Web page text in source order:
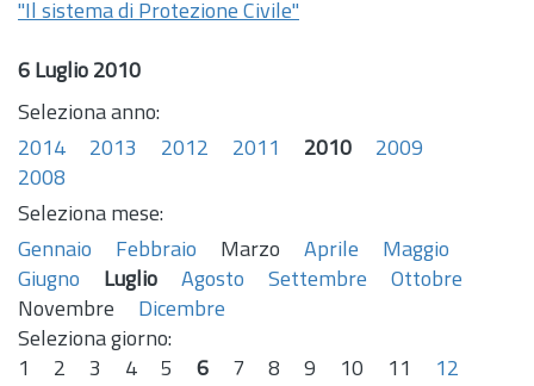
"Il sistema di Protezione Civile"
6 Luglio 2010
Seleziona anno:
2014
2013 2012 2011 2010
2009
2008
Seleziona mese:
Gennaio
Febbraio Marzo Aprile
Maggio
Giugno
Luglio Agosto Settembre
Ottobre
Novembre
Dicembre
Seleziona giorno:
1
2 3 4 5 6 7 8 9 10 11
12